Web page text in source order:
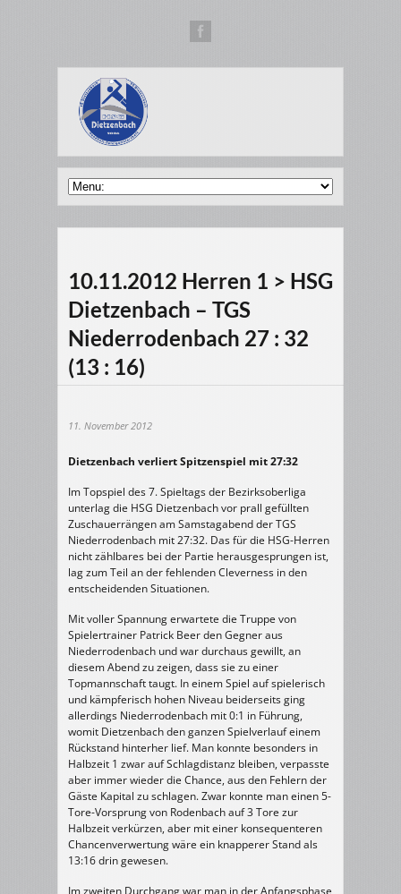
10.11.2012 Herren 1 > HSG
Dietzenbach – TGS
Niederrodenbach 27 : 32
(13 : 16)
11. November 2012
Dietzenbach verliert Spitzenspiel mit 27:32
Im Topspiel des 7. Spieltags der Bezirksoberliga
unterlag die HSG Dietzenbach vor prall gefüllten
Zuschauerrängen am Samstagabend der TGS
Niederrodenbach mit 27:32. Das für die HSG-Herren
nicht zählbares bei der Partie herausgesprungen ist,
lag zum Teil an der fehlenden Cleverness in den
entscheidenden Situationen.
Mit voller Spannung erwartete die Truppe von
Spielertrainer Patrick Beer den Gegner aus
Niederrodenbach und war durchaus gewillt, an
diesem Abend zu zeigen, dass sie zu einer
Topmannschaft taugt. In einem Spiel auf spielerisch
und kämpferisch hohen Niveau beiderseits ging
allerdings Niederrodenbach mit 0:1 in Führung,
womit Dietzenbach den ganzen Spielverlauf einem
Rückstand hinterher lief. Man konnte besonders in
Halbzeit 1 zwar auf Schlagdistanz bleiben, verpasste
aber immer wieder die Chance, aus den Fehlern der
Gäste Kapital zu schlagen. Zwar konnte man einen 5-
Tore-Vorsprung von Rodenbach auf 3 Tore zur
Halbzeit verkürzen, aber mit einer konsequenteren
Chancenverwertung wäre ein knapperer Stand als
13:16 drin gewesen.
Im zweiten Durchgang war man in der Anfangsphase